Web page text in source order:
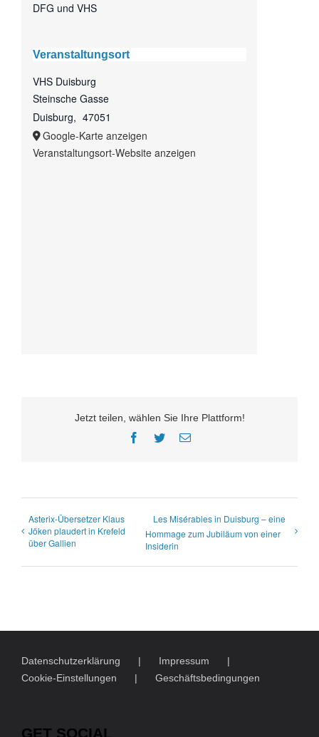
DFG und VHS
Veranstaltungsort
VHS Duisburg
Steinsche Gasse
Duisburg, 47051
Google-Karte anzeigen
Veranstaltungsort-Website anzeigen
Jetzt teilen, wählen Sie Ihre Plattform!
Facebook
TwitterE-
Asterix-Übersetzer Klaus
Jöken plaudert in Krefeld
über Gallien
Les Misérables in Duisburg – eine
Hommage zum Jubiläum von einer
Insiderin
Datenschutzerklärung
Impressum
Cookie-Einstellungen
Geschäftsbedingungen
GET SOCIAL